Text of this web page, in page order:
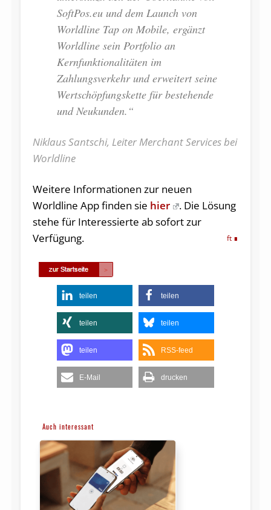
SoftPos.eu und dem Launch von
Worldline Tap on Mobile, ergänzt
Worldline sein Portfolio an
Kernfunktionalitäten im
Zahlungsverkehr und erweitert seine
Wertschöpfungskette für bestehende
und Neukunden.“
Niklaus Santschi, Leiter Merchant Services bei
Worldline
Weitere Informationen zur neuen
Worldline App finden sie hier
. Die Lösung
stehe für Interessierte ab sofort zur
Verfügung.
ft
teilen teilen
teilen teilen
teilen RSS-feed
E-Mail drucken
Auch interessant